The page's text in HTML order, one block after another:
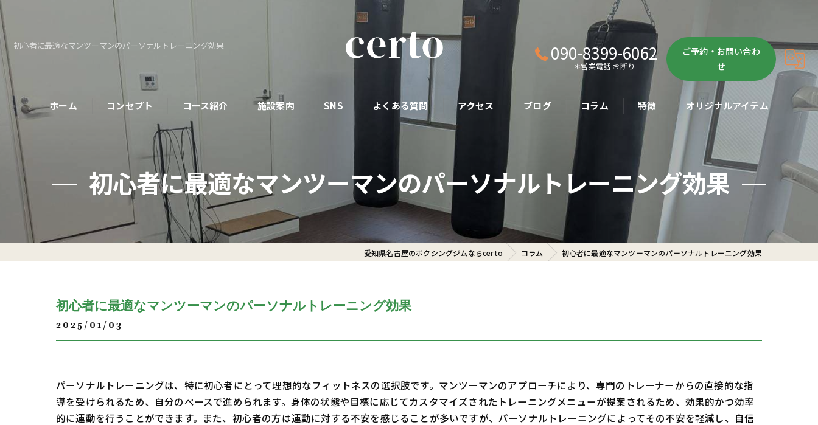
初心者に最適なマンツーマンのパーソナルトレーニング効果 090-8399-6062
＊営業電話 お断り
ご予約・お問い合わ
せ
ホーム コンセプト コース紹介
パーソナルコース
初めての方へ
施設案内 SNS よくある質問 アクセス ブログ コラム 特徴
ボクササイズ
パーソナル
ボディメイク
初心者
ダイエット
オリジナルアイテム
初心者に最適なマンツーマンのパーソナルトレーニング効果
愛知県名古屋のボクシングジムならcerto コラム 初心者に最適なマンツーマンのパーソナルトレーニング効果
初心者に最適なマンツーマンのパーソナルトレーニング効果
2025/01/03
パーソナルトレーニングは、特に初心者にとって理想的なフィットネスの選択肢です。マンツーマンのアプローチにより、専門のトレーナーからの直接的な指
導を受けられるため、自分のペースで進められます。身体の状態や目標に応じてカスタマイズされたトレーニングメニューが提案されるため、効果的かつ効率
的に運動を行うことができます。また、初心者の方は運動に対する不安を感じることが多いですが、パーソナルトレーニングによってその不安を軽減し、自信